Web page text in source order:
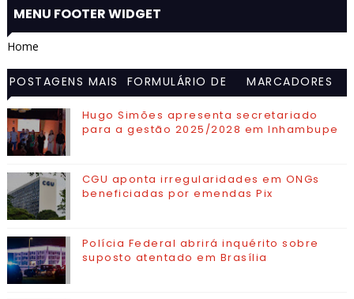
MENU FOOTER WIDGET
Home
POSTAGENS MAIS
VISITADAS
FORMULÁRIO DE
MARCADORES
Hugo Simões apresenta secretariado
para a gestão 2025/2028 em Inhambupe
CGU aponta irregularidades em ONGs
beneficiadas por emendas Pix
Polícia Federal abrirá inquérito sobre
suposto atentado em Brasília